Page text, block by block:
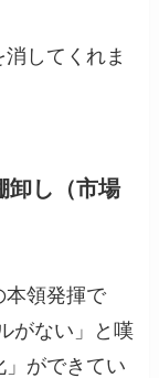
してくれま
卸し（市場
本領発揮で
がない」と嘆
」ができてい